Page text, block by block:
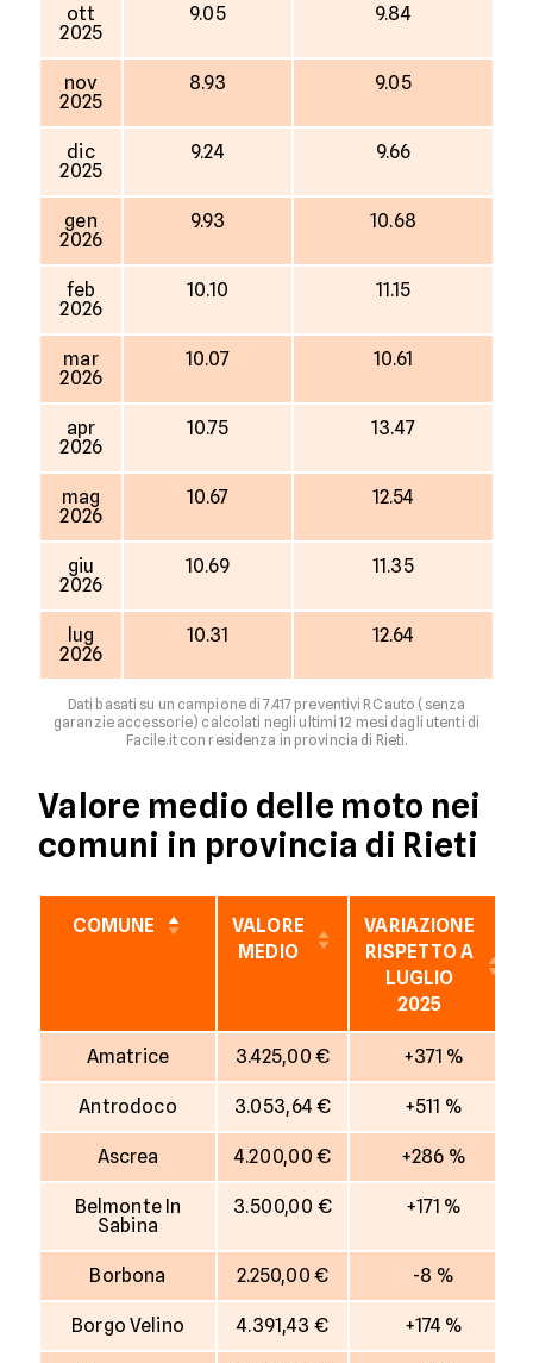
ott
2025
9.05 9.84
nov
2025
8.93 9.05
dic
2025
9.24 9.66
gen
2026
9.93 10.68
feb
2026
10.10 11.15
mar
2026
10.07 10.61
apr
2026
10.75 13.47
mag
2026
10.67 12.54
giu
2026
10.69 11.35
lug
2026
10.31 12.64
Dati basati su un campione di 7.417 preventivi RC auto (senza
garanzie accessorie) calcolati negli ultimi 12 mesi dagli utenti di
Facile.it con residenza in provincia di Rieti.
Valore medio delle moto nei
comuni in provincia di Rieti
COMUNE
VALORE
MEDIO
VARIAZIONE
RISPETTO A
LUGLIO
2025
Amatrice 3.425,00 € +371 %
Antrodoco 3.053,64 € +511 %
Ascrea 4.200,00 € +286 %
Belmonte In
Sabina
3.500,00 € +171 %
Borbona 2.250,00 € -8 %
Borgo Velino 4.391,43 € +174 %